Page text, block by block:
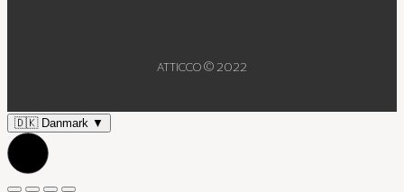
ATTICCO © 2022
🇩🇰 Danmark ▼